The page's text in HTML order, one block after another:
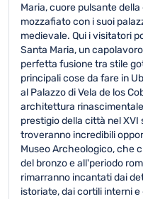
Maria, cuore pulsante
mozzafiato con i suoi
medievale. Qui i visitatori
Santa Maria, un
perfetta fusione tra stile
principali cose da fare in
al Palazzo di Vela de los
architettura
prestigio della città nel
troveranno incredibili
Museo Archeologico, che
del bronzo e all'periodo
rimarranno incantati dai
istoriate, dai cortili interni